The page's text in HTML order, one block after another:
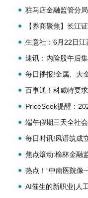
数为9449|报资讯
驻马店金融监管分
行行长任职资格 视
【券商聚焦】长江
(00956)“买入”评级
生意社：6月22日
速讯：内险股午后
新华保险涨近8%
每日播报!金属、大
日涨0.74%，关注
（159915）后续走
百事通！科威特要
是霍尔木兹海峡在
PriceSeek提醒：
比增7.4%
端午假期三天全社
6.5亿人次_即时
每日时讯!风语筑成
及机器人业务
焦点滚动:榆林金融
农村商业银行股份
格的批复
热点！“中南医院像
托付给33年前接生
AI催生的新职业|人